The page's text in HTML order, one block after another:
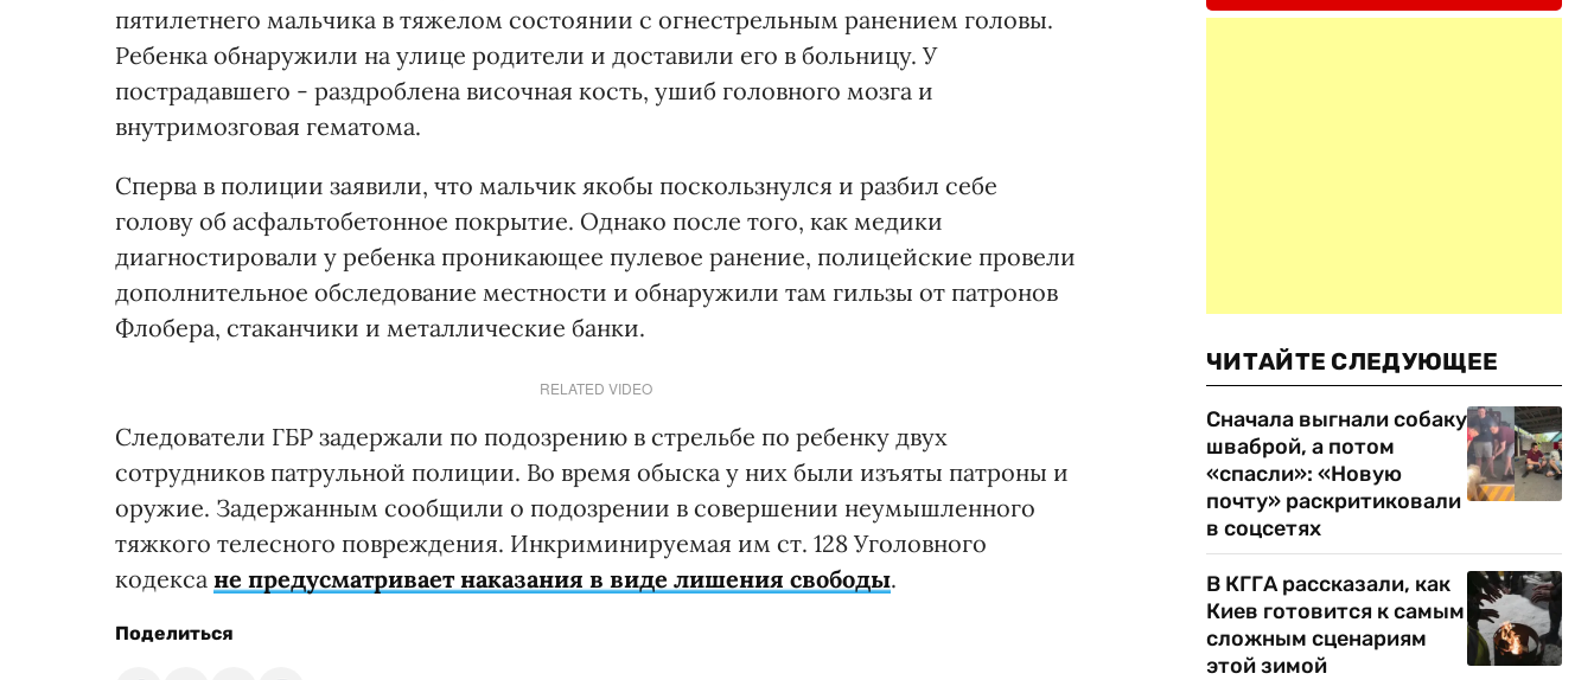
пятилетнего мальчика в тяжелом состоянии с огнестрельным ранением головы.
Ребенка обнаружили на улице родители и доставили его в больницу. У
пострадавшего - раздроблена височная кость, ушиб головного мозга и
внутримозговая гематома.
Сперва в полиции заявили, что мальчик якобы поскользнулся и разбил себе
голову об асфальтобетонное покрытие. Однако после того, как медики
диагностировали у ребенка проникающее пулевое ранение, полицейские провели
дополнительное обследование местности и обнаружили там гильзы от патронов
Флобера, стаканчики и металлические банки.
RELATED VIDEO
Следователи ГБР задержали по подозрению в стрельбе по ребенку двух
сотрудников патрульной полиции. Во время обыска у них были изъяты патроны и
оружие. Задержанным сообщили о подозрении в совершении неумышленного
тяжкого телесного повреждения. Инкриминируемая им ст. 128 Уголовного
кодекса не предусматривает наказания в виде лишения свободы.
Поделиться
ЧИТАЙТЕ СЛЕДУЮЩЕЕ
Сначала выгнали собаку
шваброй, а потом
«спасли»: «Новую
почту» раскритиковали
в соцсетях
В КГГА рассказали, как
Киев готовится к самым
сложным сценариям
этой зимой